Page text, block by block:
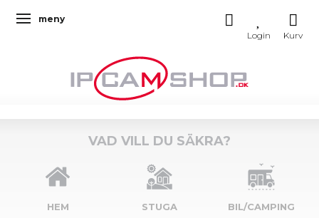
Ändra navigering
meny
VAD VILL DU SÄKRA?
HEM STUGA
BIL/CAMPING